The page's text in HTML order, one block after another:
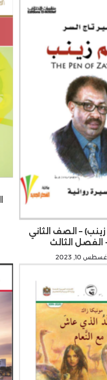
زينب) – الصف الثاني
الفصل الثالث
10, 2023